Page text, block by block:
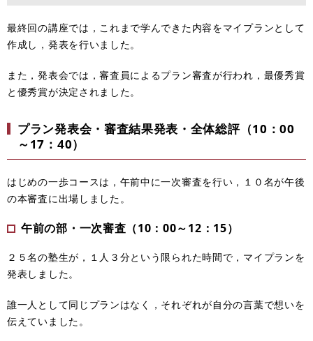
最終回の講座では，これまで学んできた内容をマイプランとして
作成し，発表を行いました。
また，発表会では，審査員によるプラン審査が行われ，最優秀賞
と優秀賞が決定されました。
プラン発表会・審査結果発表・全体総評（10：00
～17：40）
はじめの一歩コースは，午前中に一次審査を行い，１０名が午後
の本審査に出場しました。
午前の部・一次審査（10：00～12：15）
２５名の塾生が，１人３分という限られた時間で，マイプランを
発表しました。
誰一人として同じプランはなく，それぞれが自分の言葉で想いを
伝えていました。